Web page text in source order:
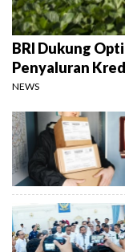
BRI Dukung
Penyaluran
NEWS